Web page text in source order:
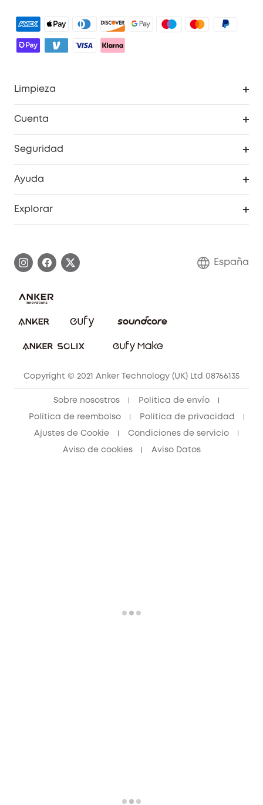
Limpieza
Cuenta
Seguridad
Sistemas de Alarma
Explorar todo
Ayuda
Preguntas frecuentes sobre pedidos
Portal web de seguridad
Explorar
Conviértete en afiliado
España
Copyright © 2021 Anker Technology (UK) Ltd 08766135
Sobre nosostros Política de envío
Política de reembolso Política de privacidad
Ajustes de Cookie Condiciones de servicio
Aviso de cookies Aviso Datos